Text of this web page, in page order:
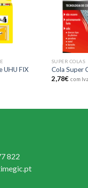
UHU FIX
SUPER COLAS
Cola Super
2,78€ com Iva
822